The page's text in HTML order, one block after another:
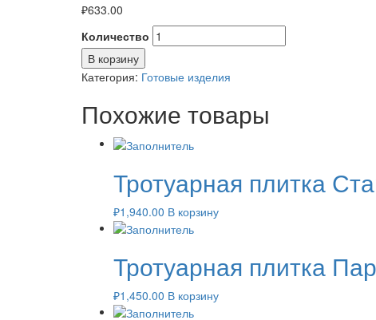
₽633.00
Количество
В корзину
Категория: Готовые изделия
Похожие товары
Тротуарная плитка
₽1,940.00 В корзину
Тротуарная плитка
₽1,450.00 В корзину